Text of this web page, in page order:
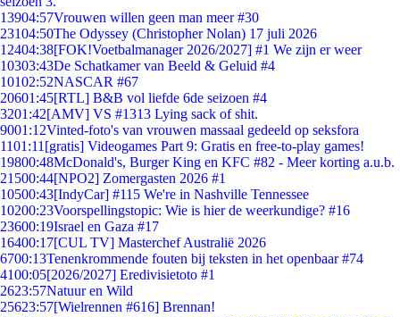
13904:57Vrouwen willen geen man meer #30
23104:50The Odyssey (Christopher Nolan) 17 juli 2026
12404:38[FOK!Voetbalmanager 2026/2027] #1 We zijn er weer
10303:43De Schatkamer van Beeld & Geluid #4
10102:52NASCAR #67
20601:45[RTL] B&B vol liefde 6de seizoen #4
3201:42[AMV] VS #1313 Lying sack of shit.
9001:12Vinted-foto's van vrouwen massaal gedeeld op seksfora
1101:11 [gratis] Videogames Part 9: Gratis en free-to-play games!
19800:48McDonald's, Burger King en KFC #82 - Meer korting a.u.b.
21500:44[NPO2] Zomergasten 2026 #1
10500:43[IndyCar] #115 We're in Nashville Tennessee
10200:23Voorspellingstopic: Wie is hier de weerkundige? #16
23600:19Israel en Gaza #17
16400:17[CUL TV] Masterchef Australië 2026
6700:13Tenenkrommende fouten bij teksten in het openbaar #74
4100:05[2026/2027] Eredivisietoto #1
2623:57Natuur en Wild
25623:57[Wielrennen #616] Brennan!